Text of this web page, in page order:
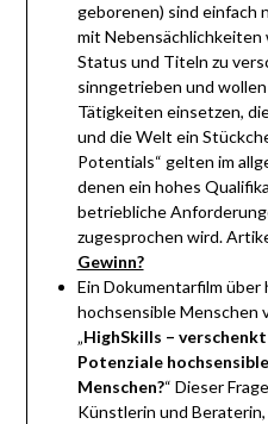
geborenen) sind einfach
mit Nebensächlichkeiten
Status und Titeln zu
sinngetrieben und
Tätigkeiten einsetzen,
und die Welt ein
Potentials“ gelten im
denen ein hohes
betriebliche
zugesprochen wird.
Gewinn?
Ein Dokumentarfilm über
hochsensible Menschen
„HighSkills –
Potenziale
Menschen?“ Dieser
Künstlerin und